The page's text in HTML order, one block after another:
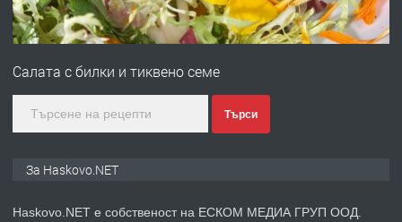
ПРЕДЛАГА
№4120 Магазин/Офис под наем в кв.
градската градина!
Салата с билки и тиквено семе
Търси
За Haskovo.NET
Haskovo.NET е собственост на ЕСКОМ МЕДИА ГРУП ООД.